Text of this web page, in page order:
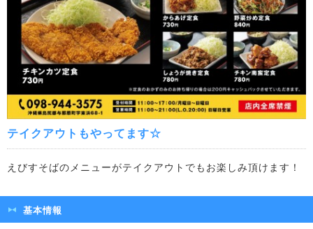
テイクアウトもやってます☆
えびすそばのメニューがテイクアウトでもお楽しみ頂けます！
基本情報